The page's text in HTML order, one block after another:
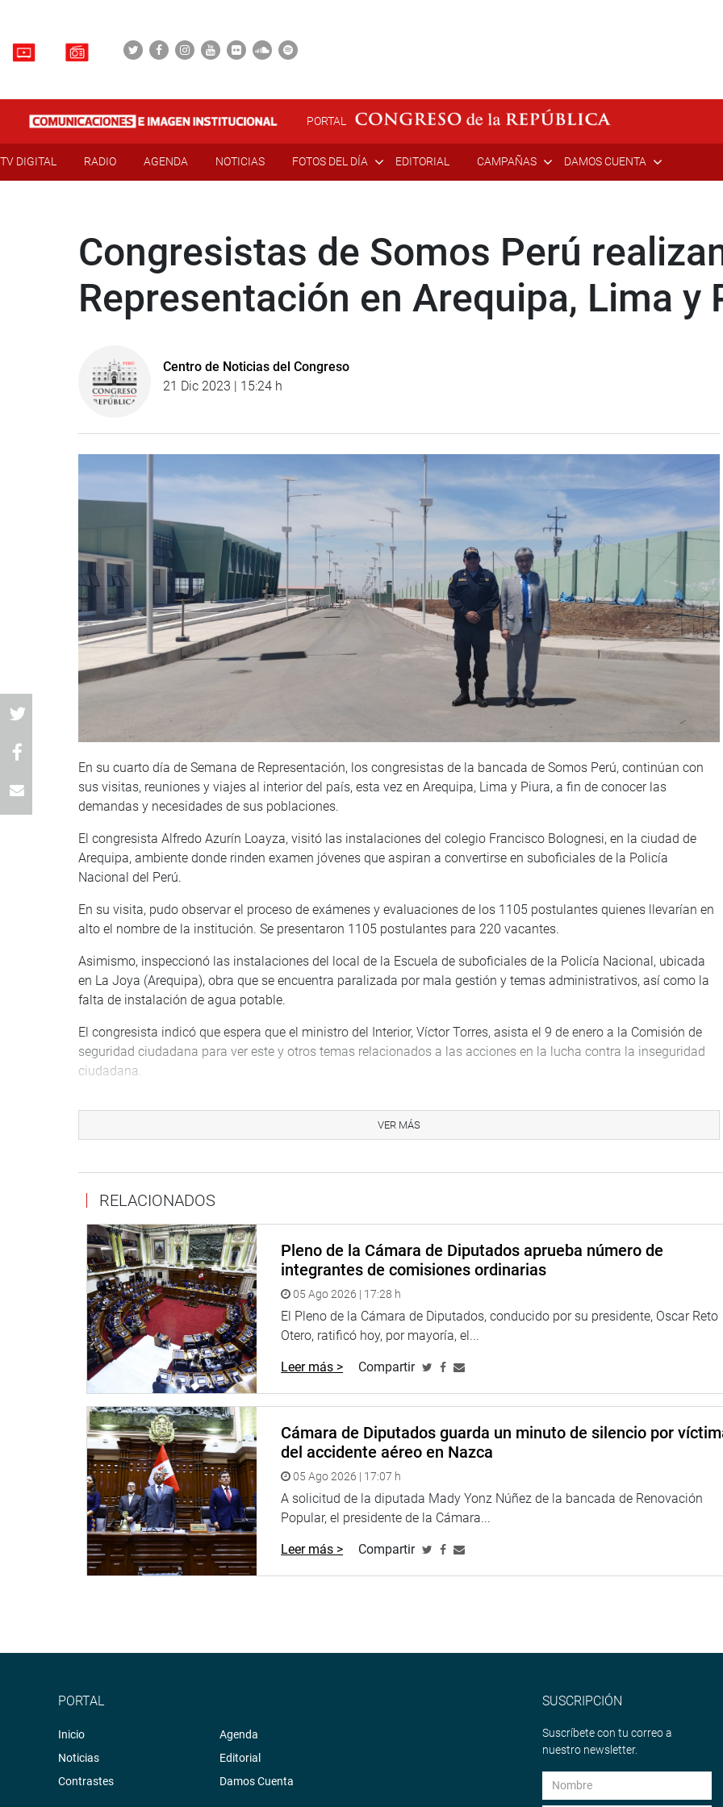
PORTAL
TV DIGITAL RADIO AGENDA NOTICIAS FOTOS DEL DÍA EDITORIAL CAMPAÑAS DAMOS CUENTA
Congresistas de Somos Perú
Representación en Arequipa, Lima y
Centro de Noticias del Congreso
21 Dic 2023 | 15:24 h
En su cuarto día de Semana de Representación, los congresistas de la bancada de Somos Perú, continúan con
sus visitas, reuniones y viajes al interior del país, esta vez en Arequipa, Lima y Piura, a fin de conocer las
demandas y necesidades de sus poblaciones.
El congresista Alfredo Azurín Loayza, visitó las instalaciones del colegio Francisco Bolognesi, en la ciudad de
Arequipa, ambiente donde rinden examen jóvenes que aspiran a convertirse en suboficiales de la Policía
Nacional del Perú.
En su visita, pudo observar el proceso de exámenes y evaluaciones de los 1105 postulantes quienes llevarían en
alto el nombre de la institución. Se presentaron 1105 postulantes para 220 vacantes.
Asimismo, inspeccionó las instalaciones del local de la Escuela de suboficiales de la Policía Nacional, ubicada
en La Joya (Arequipa), obra que se encuentra paralizada por mala gestión y temas administrativos, así como la
falta de instalación de agua potable.
El congresista indicó que espera que el ministro del Interior, Víctor Torres, asista el 9 de enero a la Comisión de
seguridad ciudadana para ver este y otros temas relacionados a las acciones en la lucha contra la inseguridad
ciudadana.
regidoras de la municipalidad distrital de El Agustino, quienes le manifestaron las diversas problemáticas de su
jurisdicción, así como de los altos índices de inseguridad ciudadana, la falta de reforzamiento del muro de
Igualmente, se reunió con Gissely Alvarado Ramírez, presidenta del Colectivo Down Perú, Daleshka Mejía e Irma
Mendoza, representantes de este colectivo que tiene como objetivo lograr la inclusión social y un país con
igualdad de oportunidades para todos.
“Dialogamos sobre el presupuesto asignado para los Servicios de Apoyo Educativo del año 2024, además de la
falta de recursos para brindar respaldo a las federaciones de personas con discapacidad”, dijo.
A su turno, el legislador Bernardo Pazo Nunura, sostuvo una reunión con Wilder Farfán Tarque, secretario general
de la Federación Nacional Unificada de Trabajadores de Salud Administrativos (Fenutssa) de Piura, quien detalló
los últimos alcances respecto a la situación técnica, legal y financiera de su pliego de legítimos reclamos ante el
Gobierno Regional de la jurisdicción.
“Son 12 mil familias que esperan respuestas inmediatas por parte del ente regional. Nuestro compromiso será el
de ser el interlocutor para que sus demandas sean atendidas con prontitud y transparencia. A la espera de
buenas noticias para el sector laboral del ministerio de Salud de la región Piura”, señaló.
OFICINA DE COMUNICACIONES E IMAGEN INSTITUCIONAL
VER MÁS
RELACIONADOS
Pleno de la Cámara de Diputados aprueba número de
integrantes de comisiones ordinarias
05 Ago 2026 | 17:28 h
El Pleno de la Cámara de Diputados, conducido por su presidente, Oscar Reto
Otero, ratificó hoy, por mayoría, el...
Leer más > Compartir
Cámara de Diputados guarda un minuto de silencio por
del accidente aéreo en Nazca
05 Ago 2026 | 17:07 h
A solicitud de la diputada Mady Yonz Núñez de la bancada de Renovación
Popular, el presidente de la Cámara...
Leer más > Compartir
PORTAL
Inicio
Noticias
Contrastes
Agenda
Editorial
Damos Cuenta
SUSCRIPCIÓN
Suscríbete con tu correo a
nuestro newsletter.